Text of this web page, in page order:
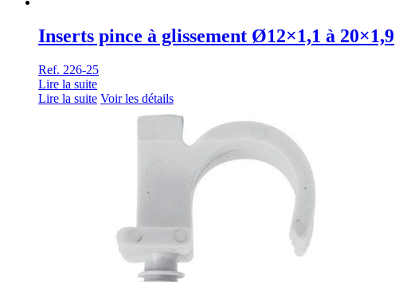
Inserts pince à glissement Ø12×1,1 à 20×1,9
Ref. 226-25
Lire la suite
Lire la suite Voir les détails